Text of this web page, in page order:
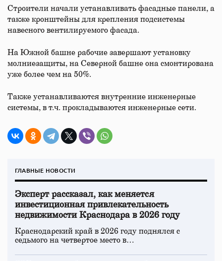
Строители начали устанавливать фасадные панели, а
также кронштейны для крепления подсистемы
навесного вентилируемого фасада.
На Южной башне рабочие завершают установку
молниезащиты, на Северной башне она смонтирована
уже более чем на 50%.
Также устанавливаются внутренние инженерные
системы, в т.ч. прокладываются инженерные сети.
ГЛАВНЫЕ НОВОСТИ
Эксперт рассказал, как меняется
инвестиционная привлекательность
недвижимости Краснодара в 2026 году
Краснодарский край в 2026 году поднялся с
седьмого на четвертое место в…